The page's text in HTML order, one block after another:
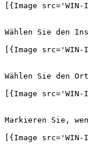
[{Image
Wählen Sie den
[{Image
Wählen Sie den
[{Image
Markieren Sie,
[{Image